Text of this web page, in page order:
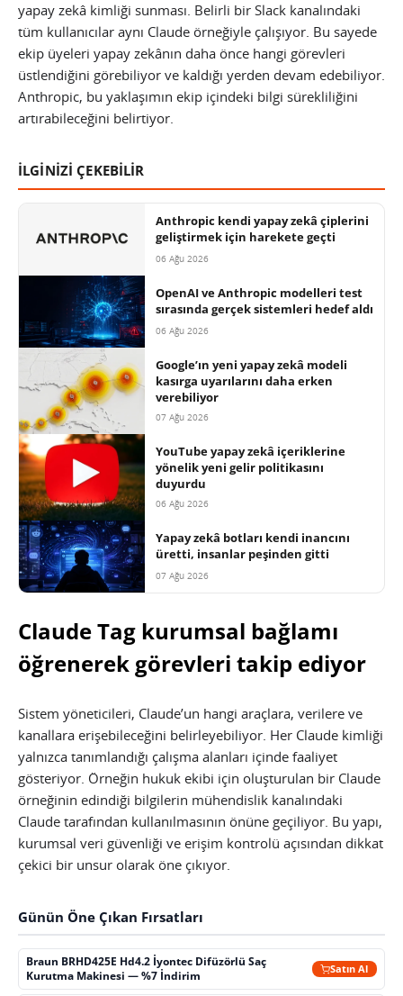
yapay zekâ kimliği sunması. Belirli bir Slack kanalındaki
tüm kullanıcılar aynı Claude örneğiyle çalışıyor. Bu sayede
ekip üyeleri yapay zekânın daha önce hangi görevleri
üstlendiğini görebiliyor ve kaldığı yerden devam edebiliyor.
Anthropic, bu yaklaşımın ekip içindeki bilgi sürekliliğini
artırabileceğini belirtiyor.
İLGİNİZİ ÇEKEBİLİR
Anthropic kendi yapay zekâ çiplerini
geliştirmek için harekete geçti
06 Ağu 2026
OpenAI ve Anthropic modelleri test
sırasında gerçek sistemleri hedef aldı
06 Ağu 2026
Google’ın yeni yapay zekâ modeli
kasırga uyarılarını daha erken
verebiliyor
07 Ağu 2026
YouTube yapay zekâ içeriklerine
yönelik yeni gelir politikasını
duyurdu
06 Ağu 2026
Yapay zekâ botları kendi inancını
üretti, insanlar peşinden gitti
07 Ağu 2026
Claude Tag kurumsal bağlamı
öğrenerek görevleri takip ediyor
Sistem yöneticileri, Claude’un hangi araçlara, verilere ve
kanallara erişebileceğini belirleyebiliyor. Her Claude kimliği
yalnızca tanımlandığı çalışma alanları içinde faaliyet
gösteriyor. Örneğin hukuk ekibi için oluşturulan bir Claude
örneğinin edindiği bilgilerin mühendislik kanalındaki
Claude tarafından kullanılmasının önüne geçiliyor. Bu yapı,
kurumsal veri güvenliği ve erişim kontrolü açısından dikkat
çekici bir unsur olarak öne çıkıyor.
Günün Öne Çıkan Fırsatları
Braun BRHD425E Hd4.2 İyontec Difüzörlü Saç
Kurutma Makinesi — %7 İndirim
Satın Al